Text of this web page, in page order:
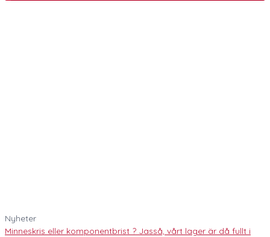
Nyheter
Minneskris eller komponentbrist ? Jasså, vårt lager är då fullt i